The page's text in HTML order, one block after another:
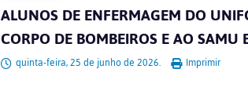
ALUNOS DE ENFERMAGEM DO
CORPO DE BOMBEIROS E AO SAMU
quinta-feira, 25 de junho de 2026. Imprimir